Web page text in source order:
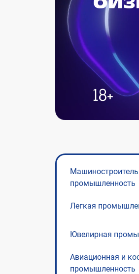
промышленность
Легкая
Ювелирная
Авиационная и
промышленность